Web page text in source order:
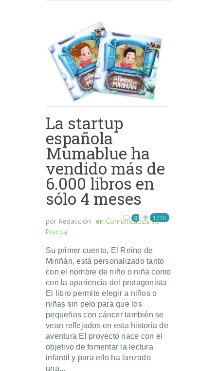
La startup
española
Mumablue ha
vendido más de
6.000 libros en
sólo 4 meses
por Redacción en Comunicados de
Prensa
0 1710
Su primer cuento, El Reino de
Miriñán, está personalizado tanto
con el nombre de niño o niña como
con la apariencia del protagonista
El libro permite elegir a niños o
niñas sin pelo para que los
pequeños con cáncer también se
vean reflejados en esta historia de
aventura El proyecto nace con el
objetivo de fomentar la lectura
infantil y para ello ha lanzado
una...